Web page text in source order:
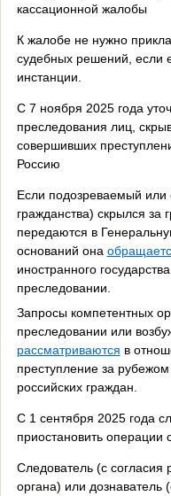
кассационной жалобы
К жалобе не нужно
судебных решений, если
инстанции.
С 7 ноября 2025 года
преследования лиц,
совершивших
Россию
Если подозреваемый или
гражданства) скрылся за
передаются в
оснований она
иностранного
преследовании.
Запросы компетентных
преследовании или
рассматриваются в
преступление за
российских граждан.
С 1 сентября 2025 года
приостановить операции
Следователь (с согласия
органа) или дознаватель